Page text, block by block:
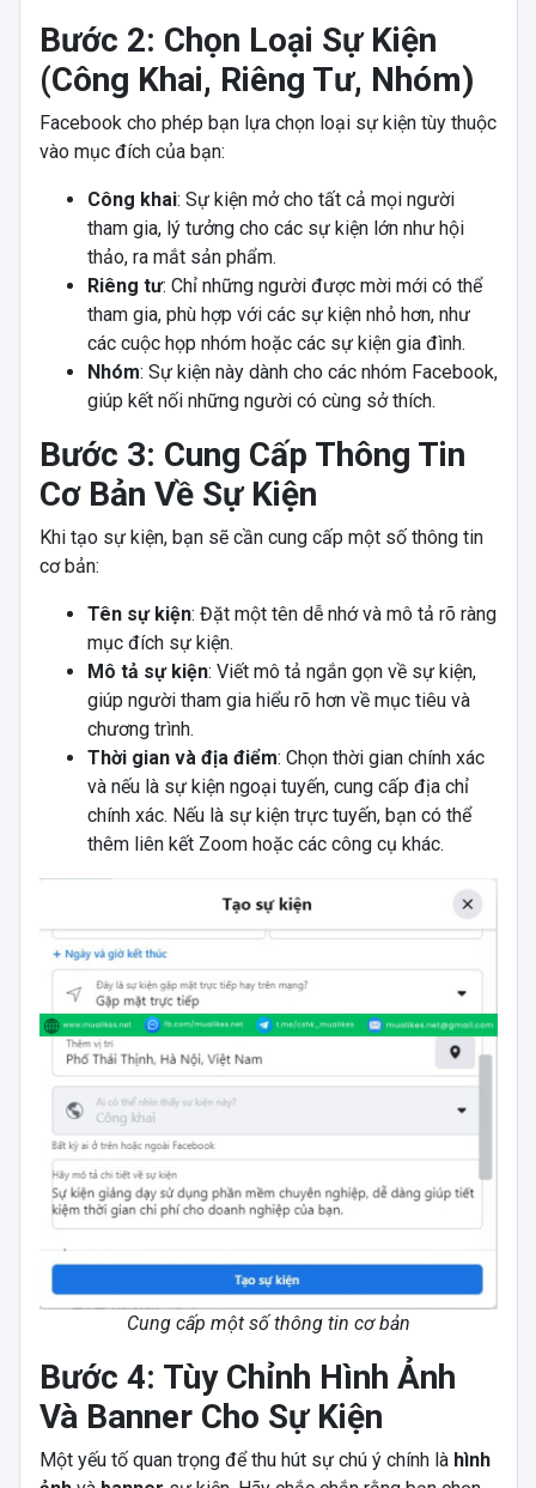
Bước 2: Chọn Loại Sự Kiện
(Công Khai, Riêng Tư, Nhóm)
Facebook cho phép bạn lựa chọn loại sự kiện tùy thuộc
vào mục đích của bạn:
Công khai: Sự kiện mở cho tất cả mọi người
tham gia, lý tưởng cho các sự kiện lớn như hội
thảo, ra mắt sản phẩm.
Riêng tư: Chỉ những người được mời mới có thể
tham gia, phù hợp với các sự kiện nhỏ hơn, như
các cuộc họp nhóm hoặc các sự kiện gia đình.
Nhóm: Sự kiện này dành cho các nhóm Facebook,
giúp kết nối những người có cùng sở thích.
Bước 3: Cung Cấp Thông Tin
Cơ Bản Về Sự Kiện
Khi tạo sự kiện, bạn sẽ cần cung cấp một số thông tin
cơ bản:
Tên sự kiện: Đặt một tên dễ nhớ và mô tả rõ ràng
mục đích sự kiện.
Mô tả sự kiện: Viết mô tả ngắn gọn về sự kiện,
giúp người tham gia hiểu rõ hơn về mục tiêu và
chương trình.
Thời gian và địa điểm: Chọn thời gian chính xác
và nếu là sự kiện ngoại tuyến, cung cấp địa chỉ
chính xác. Nếu là sự kiện trực tuyến, bạn có thể
thêm liên kết Zoom hoặc các công cụ khác.
Cung cấp một số thông tin cơ bản
Bước 4: Tùy Chỉnh Hình Ảnh
Và Banner Cho Sự Kiện
Một yếu tố quan trọng để thu hút sự chú ý chính là hình